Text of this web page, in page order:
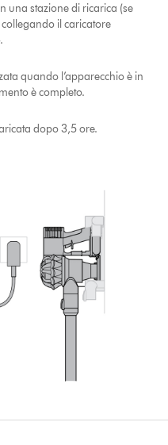
una stazione di ricarica (se
il caricatore
quando l’apparecchio è in
è completo.
dopo 3,5 ore.